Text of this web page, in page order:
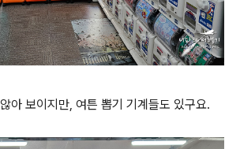
아 보이지만, 여튼 뽑기 기계들도 있구요.